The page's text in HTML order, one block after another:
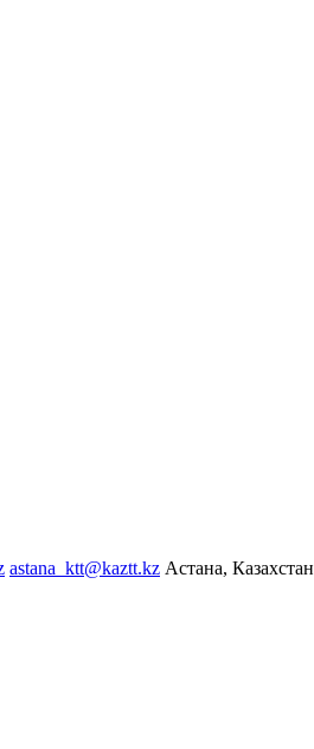
astana_ktt@kaztt.kz Астана, Казахстан